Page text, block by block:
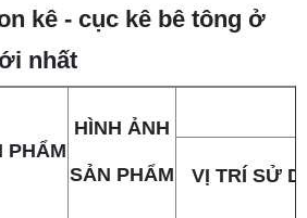
kê - cục kê bê tông ở
nhất
PHẨM
HÌNH ẢNH
SẢN PHẨM VỊ TRÍ SỬ